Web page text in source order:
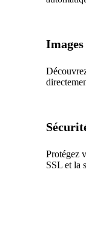
Protégez
SSL et la